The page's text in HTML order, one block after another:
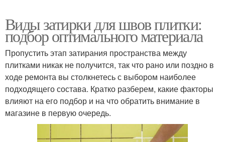
Виды затирки для швов плитки:
подбор оптимального материала
Пропустить этап затирания пространства между
плитками никак не получится, так что рано или поздно в
ходе ремонта вы столкнетесь с выбором наиболее
подходящего состава. Кратко разберем, какие факторы
влияют на его подбор и на что обратить внимание в
магазине в первую очередь.